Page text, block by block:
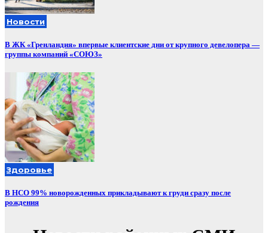
Новости
В ЖК «Гренландия» впервые клиентские дни от крупного девелопера —
группы компаний «СОЮЗ»
Здоровье
В НСО 99% новорожденных прикладывают к груди сразу после
рождения